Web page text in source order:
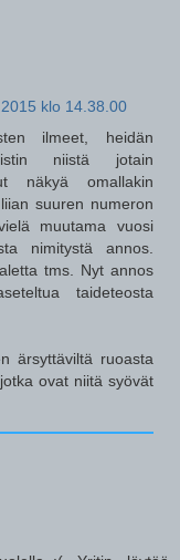
klo 14.38.00
ilmeet, heidän
niistä jotain
näkyä omallakin
suuren numeron
muutama vuosi
nimitystä annos.
tms. Nyt annos
taideteosta
ärsyttäviltä ruoasta
ovat niitä syövät